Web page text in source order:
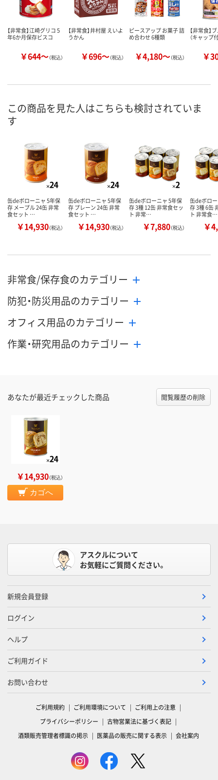
【非常食】江崎グリコ 5
年6か月保存ビスコ
￥644～（税込）
【非常食】井村屋 えいよ
うかん
￥696～（税込）
ピースアップ お菓子 詰
め合わせ 6種類
￥4,180～（税込）
【非常食】
（キャップ
￥
この商品を見た人はこちらも検討されていま
す
缶deボローニャ 5年保
存 メープル 24缶 非常
食セット …
￥14,930（税込）
缶deボローニャ 5年保
存 プレーン 24缶 非常
食セット …
￥14,930（税込）
缶deボローニャ 5年保
存 3種 12缶 非常食セッ
ト 非常…
￥7,880（税込）
缶deボロ
存 3種 6缶
ト 非常食…
￥
非常食/保存食のカテゴリー
防犯・防災用品のカテゴリー
オフィス用品のカテゴリー
作業・研究用品のカテゴリー
あなたが最近チェックした商品 閲覧履歴の削除
￥14,930（税込）
カゴへ
アスクルについて
お気軽にご質問ください。
新規会員登録
ログイン
ヘルプ
ご利用ガイド
お問い合わせ
ご利用規約 ご利用環境について
ご利用上の注意
プライバシーポリシー
古物営業法に基づく表記
酒類販売管理者標識の掲示
医薬品の販売に関する表示 会社案内